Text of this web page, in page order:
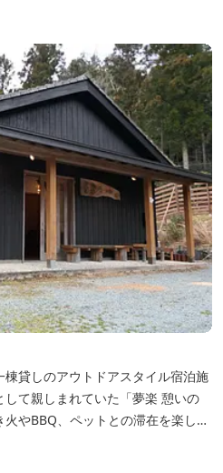
ホタル・ヘイケボタルを観賞した
の早朝には「アカショウビン」の美
貸しのアウトドアスタイル宿泊施
て親しまれていた「夢楽 憩いの
やBBQ、ペットとの滞在を楽しめ
した。 【営業時間】 チ
ックインご希望は予約時に要相